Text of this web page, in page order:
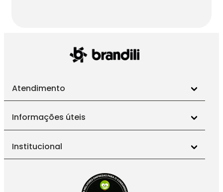
Atendimento
Informações úteis
Institucional